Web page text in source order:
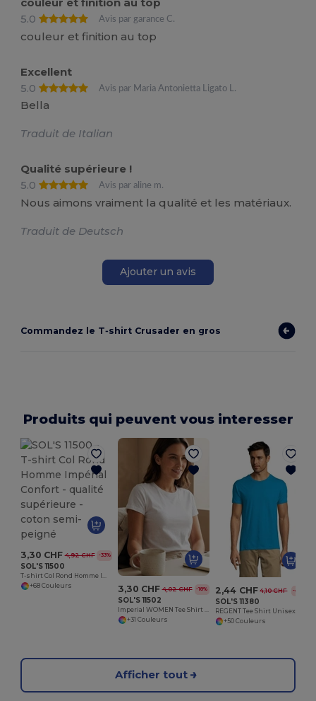
5.0
Avis par garance C.
couleur et finition au top
Excellent
5.0
Avis par Maria Antonietta Ligato L.
Bella
Traduit de Italian
Qualité supérieure !
5.0
Avis par aline m.
Nous aimons vraiment la qualité et les matériaux.
Traduit de Deutsch
Ajouter un avis
Commandez le T‑shirt Crusader en gros
Produits qui peuvent vous interesser
3,30 CHF 4,92 CHF -33%
SOL'S 11500
+68 Couleurs
3,30 CHF 4,02 CHF -18%
SOL'S 11502
+31 Couleurs
2,44 CHF 4,10 CHF -41%
SOL'S 11380
+50 Couleurs
Afficher tout